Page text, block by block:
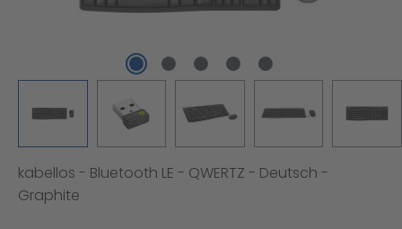
kabellos - Bluetooth LE - QWERTZ - Deutsch -
Graphite